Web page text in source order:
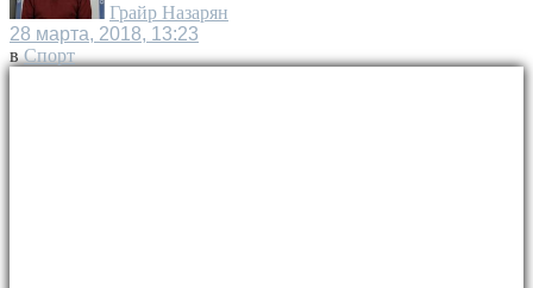
Грайр Назарян
28 марта, 2018, 13:23
в Спорт